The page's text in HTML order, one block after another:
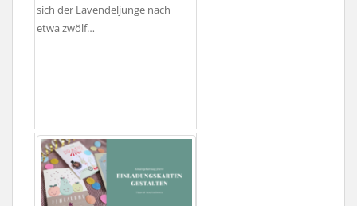
sich der Lavendeljunge nach
etwa zwölf…